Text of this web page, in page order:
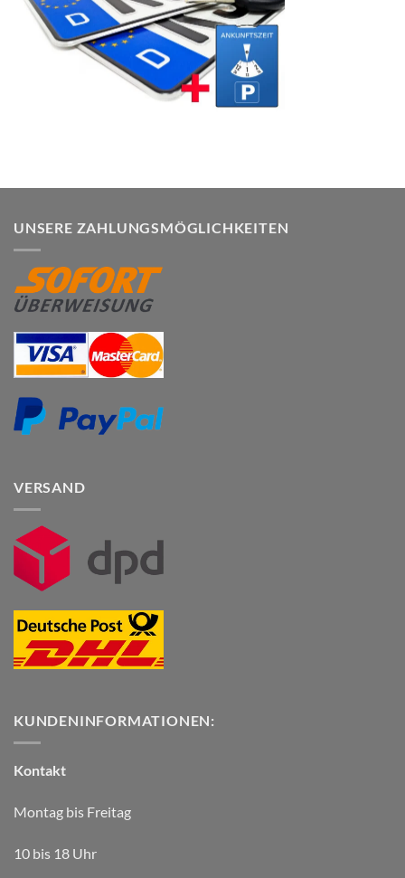
UNSERE ZAHLUNGSMÖGLICHKEITEN
VERSAND
KUNDENINFORMATIONEN:
Kontakt
Montag bis Freitag
10 bis 18 Uhr